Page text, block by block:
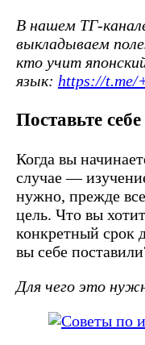
В нашем ТГ-
выкладываем
кто учит
язык: https://t.me/
Поставьте
Когда вы
случае —
нужно, прежде
цель. Что вы
конкретный срок
вы себе
Для чего это